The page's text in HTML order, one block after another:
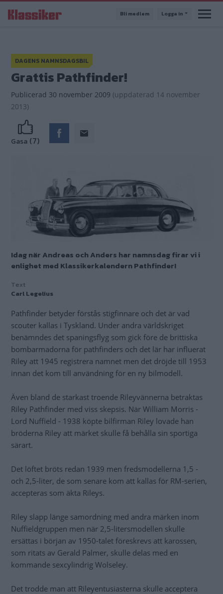
till
Bli medlem Logga in
DAGENS NAMNSDAGSBIL
Grattis Pathfinder!
Publicerad 30 november 2009 (uppdaterad 14 november
2013)
Gasa (7)
Idag när Andreas och Anders har namnsdag firar vi i
enlighet med Klassikerkalendern Pathfinder!
Text
Carl Legelius
Pathfinder betyder förstås stigfinnare och det är vad
scouter kallas i Tyskland. Under andra världskriget
benämndes det spaningsflyg som gick före de brittiska
bombarmadorna för pathfinders och det lär har influerat
Riley att 1945 registrera namnet men det dröjde till 1953
innan det kom till användning för en ny bilmodell.
Även bland de starkast troende Rileyvännerna betraktas
Riley Pathfinder med viss skepsis. När William Morris -
Lord Nuffield - 1938 köpte bilfirman Riley lovade han
bröderna Riley att märket skulle få behålla sin sportiga
särart.
Det löftet bröts redan 1939 men fredsmodellerna 1,5 -
och 2,5-liter, de som senare kom att kallas för RM-serien,
accepteras som äkta Rileys.
Riley slapp länge samordning med andra märken inom
Nuffieldgruppen men när 2,5-litersmodellen skulle
ersättas i början av 1950-talet föreskrevs att karossen,
som ritats av Gerald Palmer, skulle delas med en
kommande sexcylindrig Wolseley.
Det trodde man att Rileyentusiasterna skulle acceptera